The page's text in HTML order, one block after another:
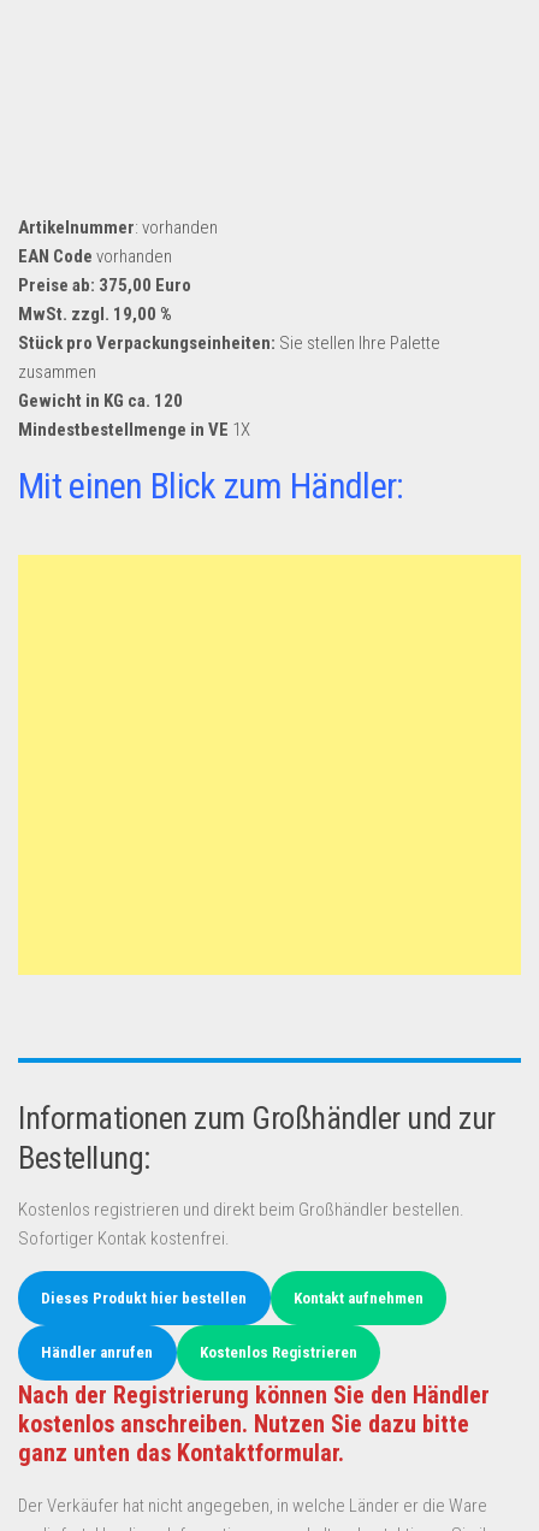
Artikelnummer: vorhanden
EAN Code vorhanden
Preise ab: 375,00 Euro
MwSt. zzgl. 19,00 %
Stück pro Verpackungseinheiten: Sie stellen Ihre Palette
zusammen
Gewicht in KG ca. 120
Mindestbestellmenge in VE 1X
Mit einen Blick zum Händler:
Informationen zum Großhändler und zur
Bestellung:
Kostenlos registrieren und direkt beim Großhändler bestellen.
Sofortiger Kontak kostenfrei.
Dieses Produkt hier bestellen Kontakt aufnehmen
Händler anrufen Kostenlos Registrieren
Nach der Registrierung können Sie den Händler
kostenlos anschreiben. Nutzen Sie dazu bitte
ganz unten das Kontaktformular.
Der Verkäufer hat nicht angegeben, in welche Länder er die Ware